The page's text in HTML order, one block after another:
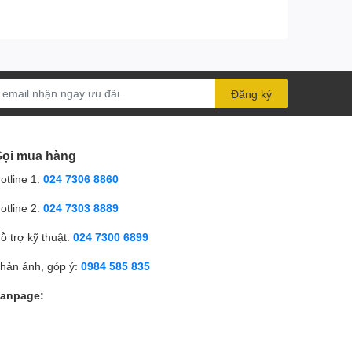
dùng, hạn chế hiện tưởng mỏi tay do phải đánh
việc, đối với laptop, người dùng có thể tự do linh
Đăng ký
mua hàng
1: 024 7306 8860
2: 024 7303 8889
trợ kỹ thuật: 024 7300 6899
ánh, góp ý: 0984 585 835